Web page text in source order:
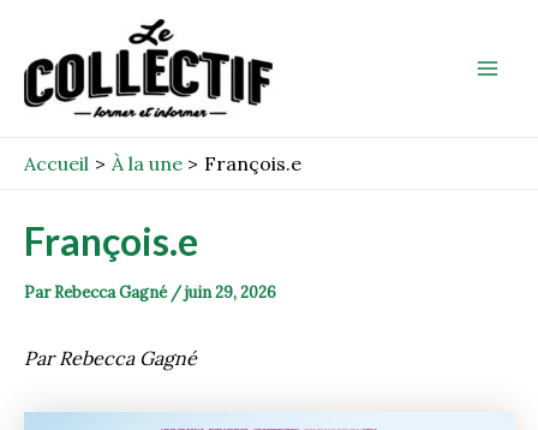
contenu
Accueil À la une François.e
François.e
ParRebecca Gagné /juin 29, 2026
Par Rebecca Gagné
navigation